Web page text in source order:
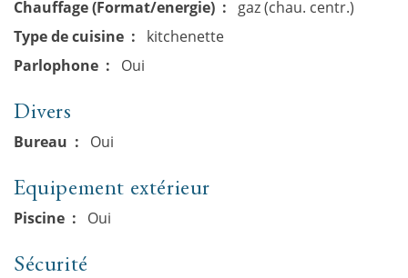
Chauffage (Format/energie)
gaz (chau. centr.)
Type de cuisine
kitchenette
Parlophone
Oui
Divers
Bureau Oui
Equipement extérieur
Piscine Oui
Sécurité